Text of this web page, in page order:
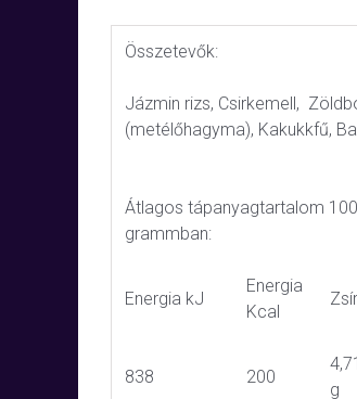
Összetevők:
Jázmin rizs, Csirkemell,
(metélőhagyma), Kakukkfű,
Átlagos tápanyagtartalom 100
grammban:
Energia kJ
Energia
Kcal
Zsír
838 200
4,71
g